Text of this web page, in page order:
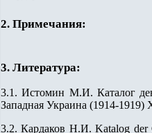
2. Примечания:
3. Литература:
3.1. Истомин М.И. Каталог
Западная Украина (1914-1919)
3.2. Кардаков Н.И. Katalog der